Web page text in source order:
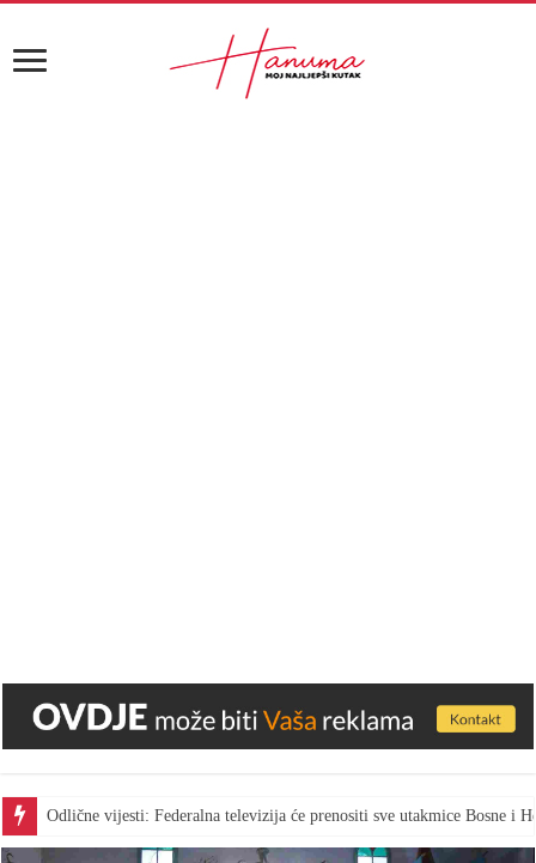
Odlične vijesti: Federalna televizija će prenositi sve utakmice Bosne i